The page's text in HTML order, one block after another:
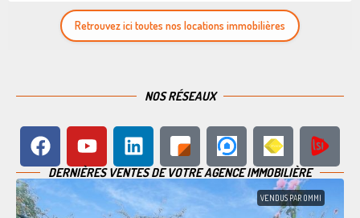
Retrouvez ici toutes nos locations immobilières
NOS RÉSEAUX
DERNIÈRES VENTES DE VOTRE AGENCE IMMOBILIÈRE
VENDUS PAR OMMI